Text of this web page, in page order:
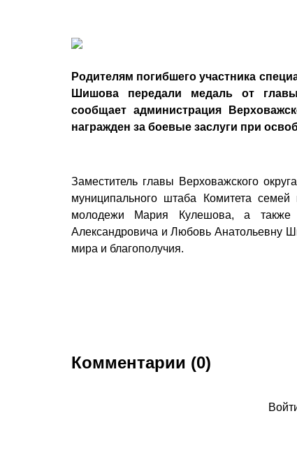
Родителям погибшего участника
Шишова передали медаль от
сообщает администрация
награжден за боевые заслуги при
Заместитель главы Верховажского
муниципального штаба Комитета
молодежи Мария Кулешова, а также
Александровича и Любовь Анатольевну
мира и благополучия.
Комментарии (0)